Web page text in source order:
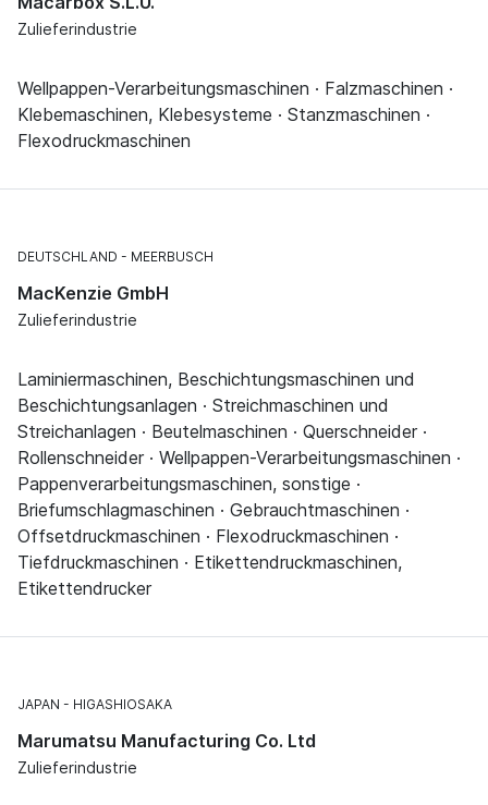
Zulieferindustrie
Wellpappen-Verarbeitungsmaschinen · Falzmaschinen ·
Klebemaschinen, Klebesysteme · Stanzmaschinen ·
Flexodruckmaschinen
DEUTSCHLAND MEERBUSCH
MacKenzie GmbH
Zulieferindustrie
Laminiermaschinen, Beschichtungsmaschinen und
Beschichtungsanlagen · Streichmaschinen und
Streichanlagen · Beutelmaschinen · Querschneider ·
Rollenschneider · Wellpappen-Verarbeitungsmaschinen ·
Pappenverarbeitungsmaschinen, sonstige ·
Briefumschlagmaschinen · Gebrauchtmaschinen ·
Offsetdruckmaschinen · Flexodruckmaschinen ·
Tiefdruckmaschinen · Etikettendruckmaschinen,
Etikettendrucker
JAPAN HIGASHIOSAKA
Marumatsu Manufacturing Co. Ltd
Zulieferindustrie